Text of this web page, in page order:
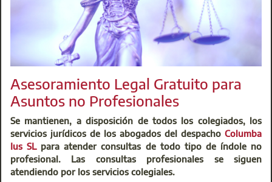
Torrejón de Ardoz
Se premite la entrada y salida de personas en esos
municipios para aquellos desplazamientos adecuadamente
justificados que se produzcan por alguno de los siguientes
motivos:
Asesoramiento Legal Gratuito para
Asuntos no Profesionales
Se mantienen, a disposición de todos los colegiados, los
servicios jurídicos de los abogados del despacho Columba
Ius SL
para atender consultas de todo tipo de índole no
profesional. Las consultas profesionales se siguen
atendiendo por los servicios colegiales.